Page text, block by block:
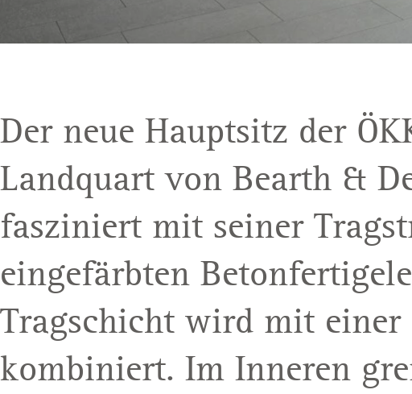
Der neue Hauptsitz der
Landquart von Bearth &
fasziniert mit seiner
eingefärbten
Tragschicht wird mit einer
kombiniert. Im Inneren